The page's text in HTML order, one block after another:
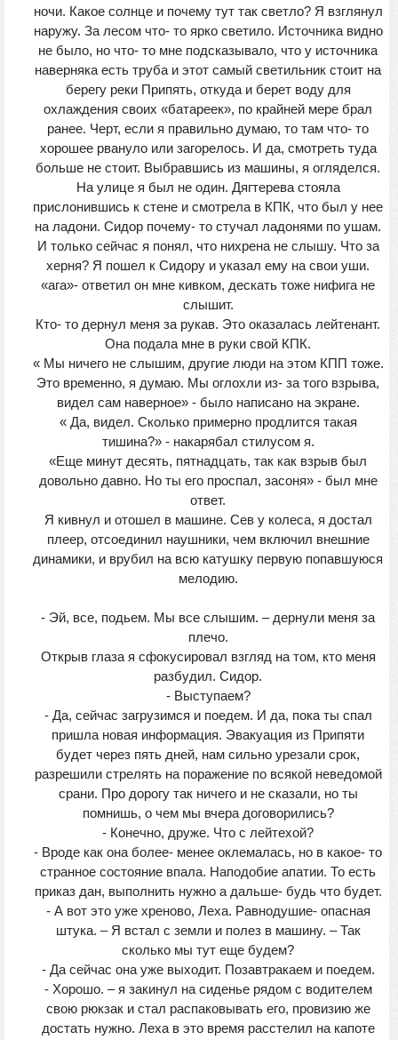
ночи. Какое солнце и почему тут так светло? Я взглянул
наружу. За лесом что- то ярко светило. Источника видно
не было, но что- то мне подсказывало, что у источника
наверняка есть труба и этот самый светильник стоит на
берегу реки Припять, откуда и берет воду для
охлаждения своих «батареек», по крайней мере брал
ранее. Черт, если я правильно думаю, то там что- то
хорошее рвануло или загорелось. И да, смотреть туда
больше не стоит. Выбравшись из машины, я огляделся.
На улице я был не один. Дягтерева стояла
прислонившись к стене и смотрела в КПК, что был у нее
на ладони. Сидор почему- то стучал ладонями по ушам.
И только сейчас я понял, что нихрена не слышу. Что за
херня? Я пошел к Сидору и указал ему на свои уши.
«ага»- ответил он мне кивком, дескать тоже нифига не
слышит.
Кто- то дернул меня за рукав. Это оказалась лейтенант.
Она подала мне в руки свой КПК.
« Мы ничего не слышим, другие люди на этом КПП тоже.
Это временно, я думаю. Мы оглохли из- за того взрыва,
видел сам наверное» - было написано на экране.
« Да, видел. Сколько примерно продлится такая
тишина?» - накарябал стилусом я.
«Еще минут десять, пятнадцать, так как взрыв был
довольно давно. Но ты его проспал, засоня» - был мне
ответ.
Я кивнул и отошел в машине. Сев у колеса, я достал
плеер, отсоединил наушники, чем включил внешние
динамики, и врубил на всю катушку первую попавшуюся
мелодию.
- Эй, все, подьем. Мы все слышим. – дернули меня за
плечо.
Открыв глаза я сфокусировал взгляд на том, кто меня
разбудил. Сидор.
- Выступаем?
- Да, сейчас загрузимся и поедем. И да, пока ты спал
пришла новая информация. Эвакуация из Припяти
будет через пять дней, нам сильно урезали срок,
разрешили стрелять на поражение по всякой неведомой
срани. Про дорогу так ничего и не сказали, но ты
помнишь, о чем мы вчера договорились?
- Конечно, друже. Что с лейтехой?
- Вроде как она более- менее оклемалась, но в какое- то
странное состояние впала. Наподобие апатии. То есть
приказ дан, выполнить нужно а дальше- будь что будет.
- А вот это уже хреново, Леха. Равнодушие- опасная
штука. – Я встал с земли и полез в машину. – Так
сколько мы тут еще будем?
- Да сейчас она уже выходит. Позавтракаем и поедем.
- Хорошо. – я закинул на сиденье рядом с водителем
свою рюкзак и стал распаковывать его, провизию же
достать нужно. Леха в это время расстелил на капоте